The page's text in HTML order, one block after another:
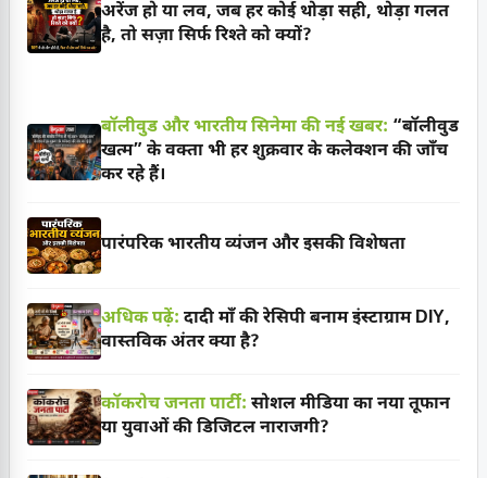
अरेंज हो या लव, जब हर कोई थोड़ा सही, थोड़ा गलत
है, तो सज़ा सिर्फ रिश्ते को क्यों?
बॉलीवुड और भारतीय सिनेमा की नई खबर: “बॉलीवुड
खत्म” के वक्ता भी हर शुक्रवार के कलेक्शन की जाँच
कर रहे हैं।
पारंपरिक भारतीय व्यंजन और इसकी विशेषता
अधिक पढ़ें: दादी माँ की रेसिपी बनाम इंस्टाग्राम DIY,
वास्तविक अंतर क्या है?
कॉकरोच जनता पार्टी: सोशल मीडिया का नया तूफान
या युवाओं की डिजिटल नाराजगी?